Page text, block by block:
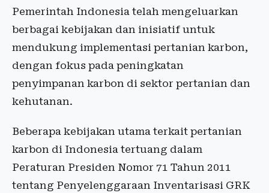
Pemerintah Indonesia telah mengeluarkan
berbagai kebijakan dan inisiatif untuk
mendukung implementasi pertanian karbon,
dengan fokus pada peningkatan
penyimpanan karbon di sektor pertanian dan
kehutanan.
Beberapa kebijakan utama terkait pertanian
karbon di Indonesia tertuang dalam
Peraturan Presiden Nomor 71 Tahun 2011
tentang Penyelenggaraan Inventarisasi GRK